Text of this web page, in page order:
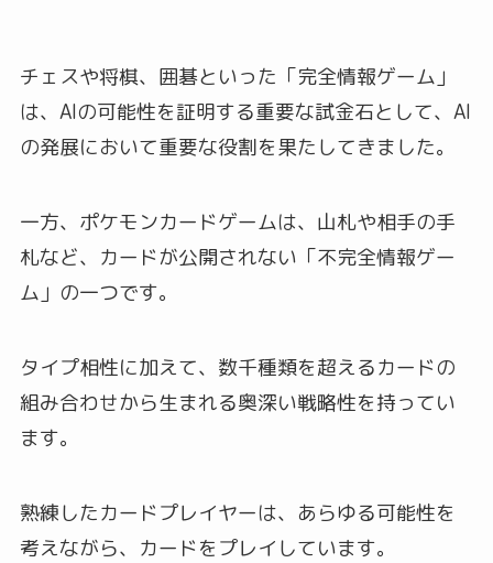
チェスや将棋、囲碁といった「完全情報ゲーム」
は、AIの可能性を証明する重要な試金石として、AI
の発展において重要な役割を果たしてきました。
一方、ポケモンカードゲームは、山札や相手の手
札など、カードが公開されない「不完全情報ゲー
ム」の一つです。
タイプ相性に加えて、数千種類を超えるカードの
組み合わせから生まれる奥深い戦略性を持ってい
ます。
熟練したカードプレイヤーは、あらゆる可能性を
考えながら、カードをプレイしています。